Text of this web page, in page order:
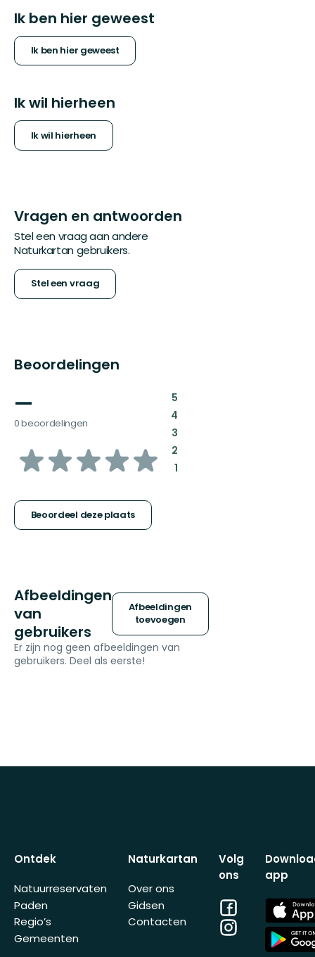
Ik ben hier geweest
Ik ben hier geweest
Ik wil hierheen
Ik wil hierheen
Vragen en antwoorden
Stel een vraag aan andere
Naturkartan gebruikers.
Stel een vraag
Beoordelingen
—
0 beoordelingen
van
sterren
Beoordeel deze plaats
5:
4:
3:
2:
1:
Afbeeldingen
van
gebruikers
Afbeeldingen
toevoegen
Er zijn nog geen afbeeldingen van
gebruikers. Deel als eerste!
Ontdek
Natuurreservaten
Paden
Regio’s
Gemeenten
Naturkartan
Over ons
Gidsen
Contacten
Volg
ons
Facebook
Instagram
app
App
Store
App
Store